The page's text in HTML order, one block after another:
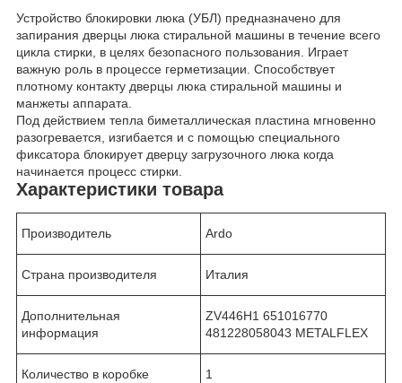
Устройство блокировки люка (УБЛ) предназначено для
запирания дверцы люка стиральной машины в течение всего
цикла стирки, в целях безопасного пользования. Играет
важную роль в процессе герметизации. Способствует
плотному контакту дверцы люка стиральной машины и
манжеты аппарата.
Под действием тепла биметаллическая пластина мгновенно
разогревается, изгибается и с помощью специального
фиксатора блокирует дверцу загрузочного люка когда
начинается процесс стирки.
Характеристики товара
Производитель Ardo
Страна производителя Италия
Дополнительная
информация
ZV446H1 651016770
481228058043 METALFLEX
Количество в коробке 1